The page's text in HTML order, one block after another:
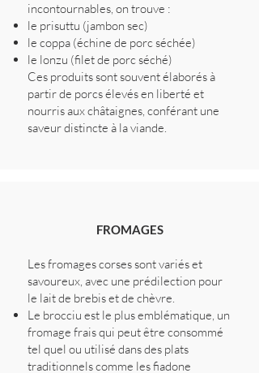
incontournables, on trouve :
le prisuttu (jambon sec)
le coppa (échine de porc séchée)
le lonzu (filet de porc séché)
Ces produits sont souvent élaborés à
partir de porcs élevés en liberté et
nourris aux châtaignes, conférant une
saveur distincte à la viande.
FROMAGES
Les fromages corses sont variés et
savoureux, avec une prédilection pour
le lait de brebis et de chèvre.
Le brocciu est le plus emblématique, un
fromage frais qui peut être consommé
tel quel ou utilisé dans des plats
traditionnels comme les fiadone